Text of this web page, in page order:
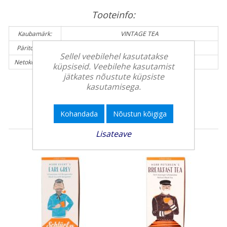
Tooteinfo:
Kaubamärk:
VINTAGE TEA
Päritolumaa:
Netokogus (g):
45 g
Teised kliendid ostsid veel
Sellel veebilehel kasutatakse
küpsiseid. Veebilehe kasutamist
jätkates nõustute küpsiste
kasutamisega.
Kohandada Nõustun kõigiga
Lisateave